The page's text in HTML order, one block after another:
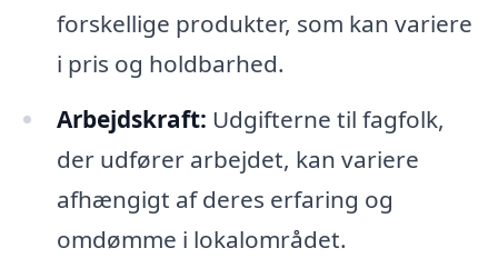
forskellige produkter, som kan variere
i pris og holdbarhed.
Arbejdskraft: Udgifterne til fagfolk,
der udfører arbejdet, kan variere
afhængigt af deres erfaring og
omdømme i lokalområdet.